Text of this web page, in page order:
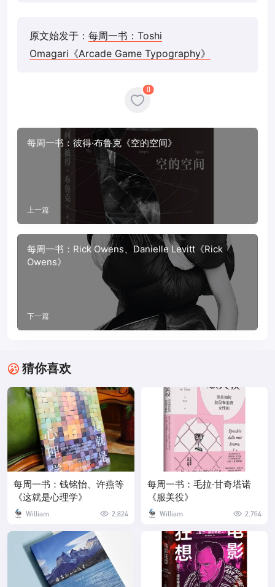
原文始发于： 每周一书：Toshi
Omagari《Arcade Game Typography》
0
每周一书：彼得·布鲁克《空的空间》
上一篇
每周一书：Rick Owens、Danielle Levitt《Rick
Owens》
下一篇
猜你喜欢
每周一书：钱铭怡、许燕等
《这就是心理学》
William 2,824
每周一书：毛拉·甘奇塔诺
《服美役》
William 2,764